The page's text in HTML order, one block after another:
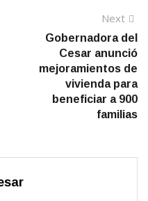
Next
Gobernadora del
Cesar anunció
mejoramientos de
vivienda para
beneficiar a 900
familias